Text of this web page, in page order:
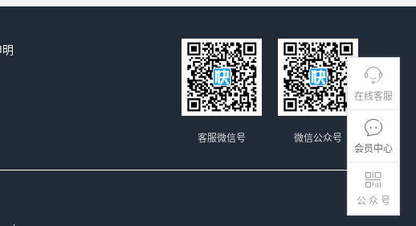
在线客服
会员中心
公 众 号
微信公众号
客服微信号